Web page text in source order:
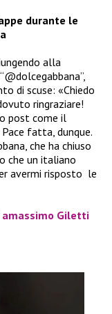
durante le
alla
di scuse: «Chiedo
ringraziare!
post come il
fatta, dunque.
che ha chiuso
che un italiano
avermi risposto le
amassimo Giletti